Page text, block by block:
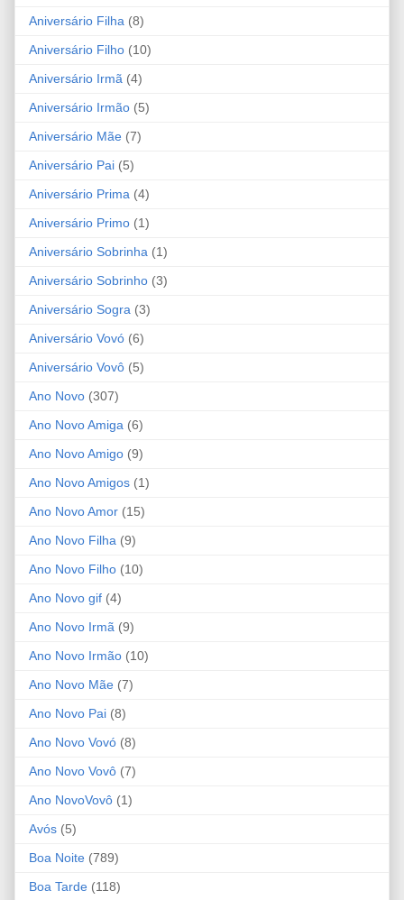
Aniversário Filha (8)
Aniversário Filho (10)
Aniversário Irmã (4)
Aniversário Irmão (5)
Aniversário Mãe (7)
Aniversário Pai (5)
Aniversário Prima (4)
Aniversário Primo (1)
Aniversário Sobrinha (1)
Aniversário Sobrinho (3)
Aniversário Sogra (3)
Aniversário Vovó (6)
Aniversário Vovô (5)
Ano Novo (307)
Ano Novo Amiga (6)
Ano Novo Amigo (9)
Ano Novo Amigos (1)
Ano Novo Amor (15)
Ano Novo Filha (9)
Ano Novo Filho (10)
Ano Novo gif (4)
Ano Novo Irmã (9)
Ano Novo Irmão (10)
Ano Novo Mãe (7)
Ano Novo Pai (8)
Ano Novo Vovó (8)
Ano Novo Vovô (7)
Ano NovoVovô (1)
Avós (5)
Boa Noite (789)
Boa Tarde (118)